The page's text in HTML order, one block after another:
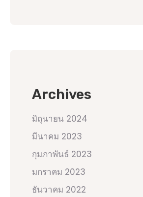
Archives
มิถุนายน 2024
มีนาคม 2023
กุมภาพันธ์ 2023
มกราคม 2023
ธันวาคม 2022